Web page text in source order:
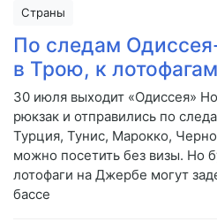
Страны
По следам
в Трою, к
30 июля выходит «Одиссея»
рюкзак и отправились по
Турция, Тунис, Марокко,
можно посетить без визы. Но
лотофаги на Джербе могут
бассе